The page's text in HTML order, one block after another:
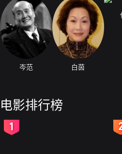
岑范 白茵
电影排行榜